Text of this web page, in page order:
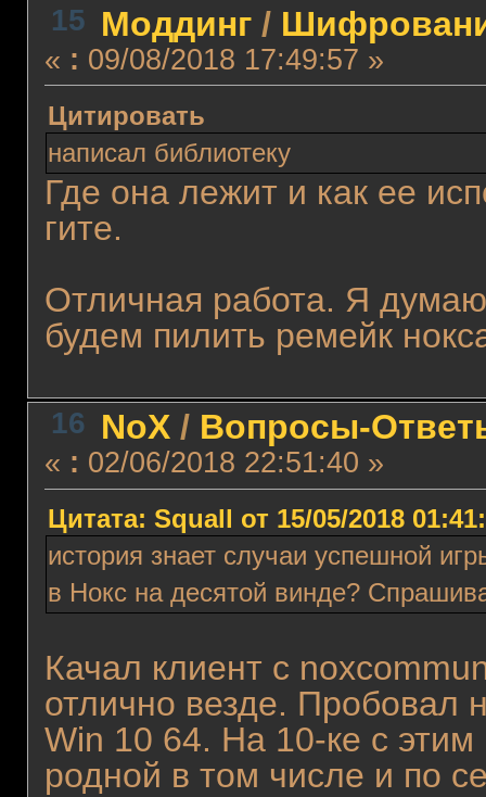
15 Моддинг/
« : 09/08/2018 17:49:57 »
Цитировать
написал библиотеку
Где она лежит и как ее
гите.
Отличная работа. Я
будем пилить ремейк
16 NoX/ Вопросы-
« : 02/06/2018 22:51:40 »
Цитата: Squall от 15/05/2018
история знает случаи успешной
в Нокс на десятой винде?
Качал клиент с
отлично везде. Пробовал
Win 10 64. На 10-ке с этим
родной в том числе и по